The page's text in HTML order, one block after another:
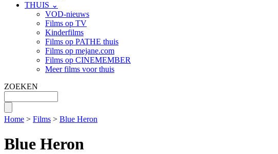
THUIS ⌄
VOD-nieuws
Films op TV
Kinderfilms
Films op PATHE thuis
Films op mejane.com
Films op CINEMEMBER
Meer films voor thuis
ZOEKEN
Home > Films > Blue Heron
Blue Heron